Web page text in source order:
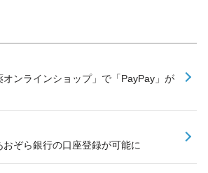
オンラインショップ」で「PayPay」が
ぞら銀行の口座登録が可能に